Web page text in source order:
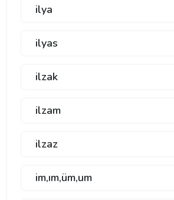
ilya
ilyas
ilzak
ilzam
ilzaz
im,ım,üm,um